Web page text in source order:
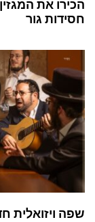
הכירו את
חסידות גור
שפה ויזואלית